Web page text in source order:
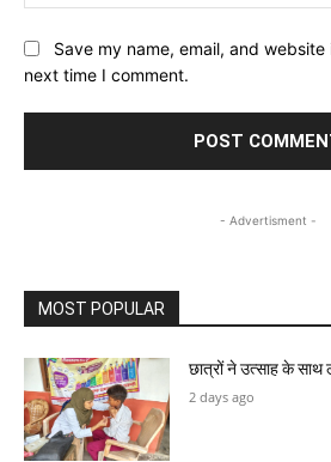
Save my name, email, and
next time I comment.
- Advertisment -
MOST POPULAR
छात्रों ने उत्साह के साथ
2 days ago